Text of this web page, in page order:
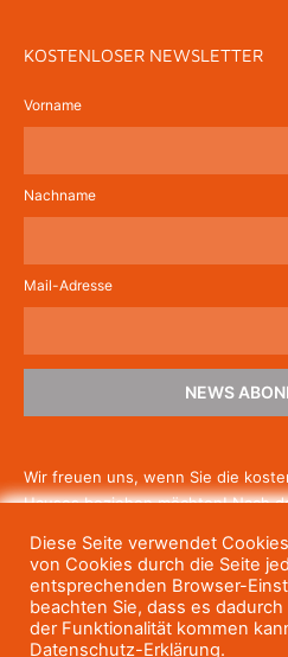
KOSTENLOSER NEWSLETTER
Vorname
Nachname
Mail-Adresse
NEWS
Wir freuen uns, wenn Sie die
Hauses beziehen möchten! Nach
um die Newsletter-Anmeldung
Gratis-News irgendwann nicht
Siesich jederzeit einfach wieder
Diese Seite verwendet
von Cookies durch die Seite
entsprechenden Browser-
beachten Sie, dass es
der Funktionalität kommen
Datenschutz-Erklärung.